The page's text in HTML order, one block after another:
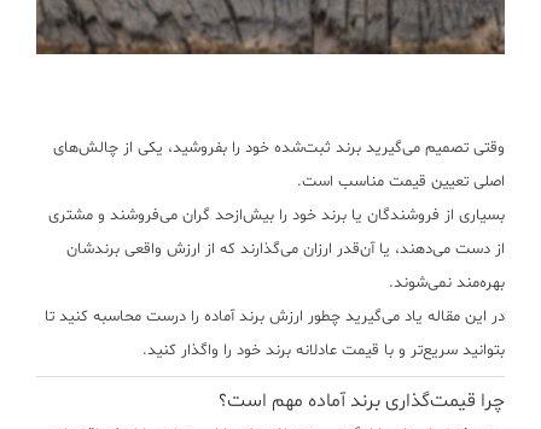
وقتی تصمیم می‌گیرید برند ثبت‌شده خود را بفروشید، یکی از چالش‌های
اصلی تعیین قیمت مناسب است.
بسیاری از فروشندگان یا برند خود را بیش‌ازحد گران می‌فروشند و مشتری
از دست می‌دهند، یا آن‌قدر ارزان می‌گذارند که از ارزش واقعی برندشان
بهره‌مند نمی‌شوند.
در این مقاله یاد می‌گیرید چطور ارزش برند آماده را درست محاسبه کنید تا
بتوانید سریع‌تر و با قیمت عادلانه برند خود را واگذار کنید.
چرا قیمت‌گذاری برند آماده مهم است؟